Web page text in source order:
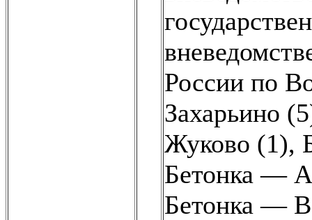
России по
Захарьино
Жуково (1),
Бетонка —
Бетонка —